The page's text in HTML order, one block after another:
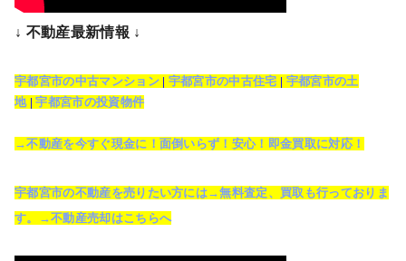
↓ 不動産最新情報 ↓
宇都宮市の中古マンション| 宇都宮市の中古住宅 | 宇都宮市の土
地|宇都宮市の投資物件
→不動産を今すぐ現金に！面倒いらず！安心！即金買取に対応！
宇都宮市の不動産を売りたい方には→無料査定、買取も行っておりま
す。→不動産売却はこちらへ